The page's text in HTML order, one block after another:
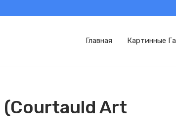
Главная Картинные
(Courtauld Art